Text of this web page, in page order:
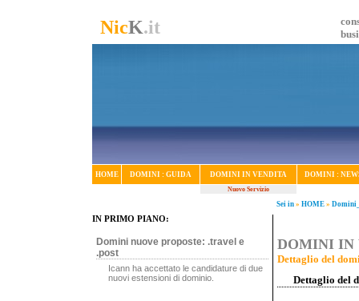
NicK.it
HOME DOMINI : GUIDA DOMINI IN VENDITA DOMINI :
Nuovo Servizio
Sei in » HOME »
IN PRIMO PIANO:
Domini nuove proposte: .travel e
.post
Icann ha accettato le candidature di due
nuovi estensioni di dominio.
DOMINI IN
Dettaglio del
Dettaglio del